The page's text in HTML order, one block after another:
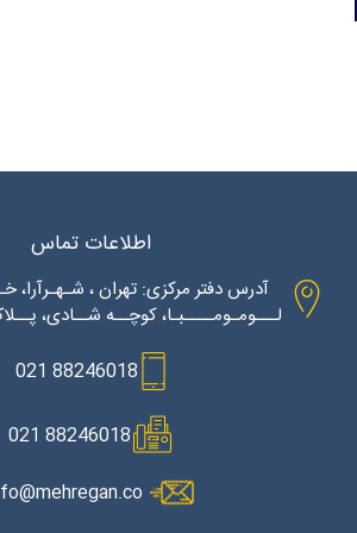
اطلاعات تماس
آدرس دفتر مرکزی: تهران ، شـهـرآرا،
لـــومـومــــبـا، کوچــه شــادی، پــلاک 58 طـــبقه
88246018 021
88246018 021